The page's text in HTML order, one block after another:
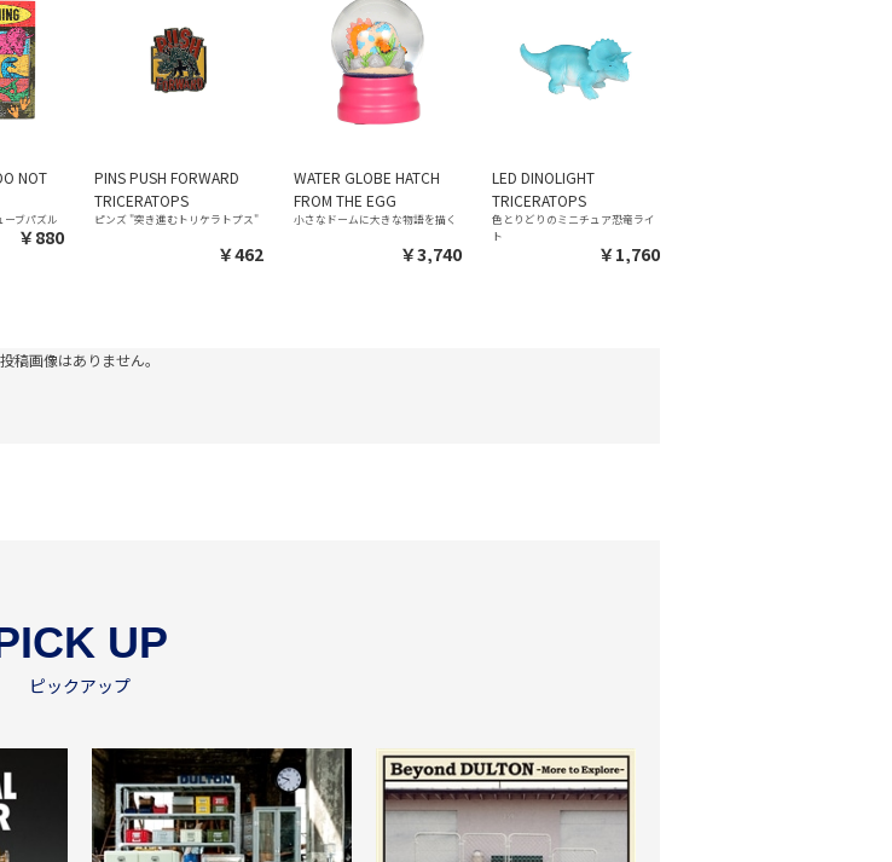
NOT
ーブパズル
￥880
PINS PUSH FORWARD
TRICERATOPS
ピンズ "突き進むトリケラトプス"
￥462
WATER GLOBE HATCH
FROM THE EGG
小さなドームに大きな物語を描く
￥3,740
LED DINOLIGHT
TRICERATOPS
色とりどりのミニチュア恐竜ライ
ト
￥1,760
投稿画像はありません。
UP
ピックアップ